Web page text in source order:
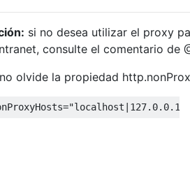
si no desea utilizar el proxy
consulte el comentario de
no olvide la propiedad
=